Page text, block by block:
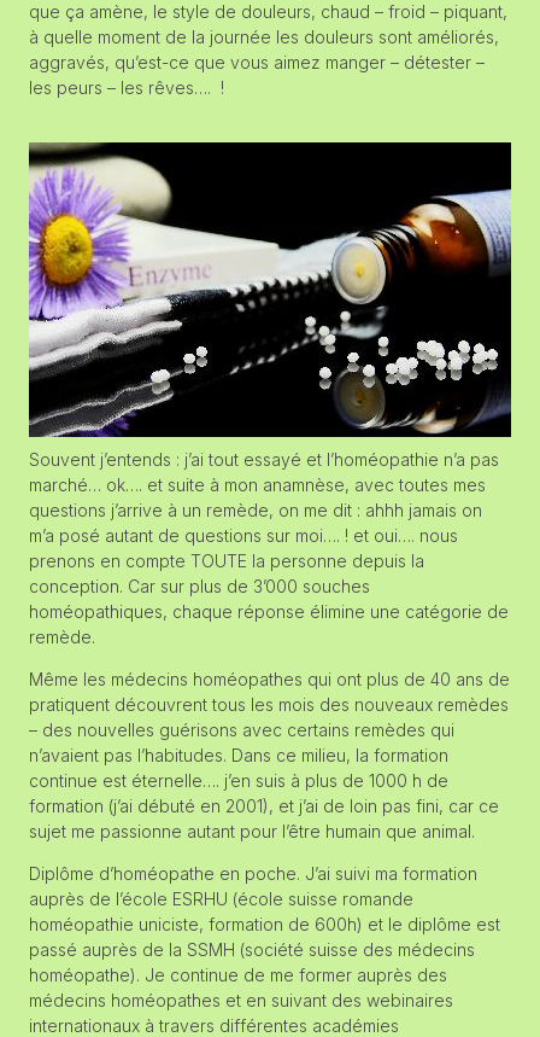
que ça amène, le style de douleurs, chaud – froid – piquant,
à quelle moment de la journée les douleurs sont améliorés,
aggravés, qu’est-ce que vous aimez manger – détester –
les peurs – les rêves…. !
Souvent j’entends : j’ai tout essayé et l’homéopathie n’a pas
marché… ok…. et suite à mon anamnèse, avec toutes mes
questions j’arrive à un remède, on me dit : ahhh jamais on
m’a posé autant de questions sur moi…. ! et oui…. nous
prenons en compte TOUTE la personne depuis la
conception. Car sur plus de 3’000 souches
homéopathiques, chaque réponse élimine une catégorie de
remède.
Même les médecins homéopathes qui ont plus de 40 ans de
pratiquent découvrent tous les mois des nouveaux remèdes
– des nouvelles guérisons avec certains remèdes qui
n’avaient pas l’habitudes. Dans ce milieu, la formation
continue est éternelle…. j’en suis à plus de 1000 h de
formation (j’ai débuté en 2001), et j’ai de loin pas fini, car ce
sujet me passionne autant pour l’être humain que animal.
Diplôme d’homéopathe en poche. J’ai suivi ma formation
auprès de l’école ESRHU (école suisse romande
homéopathie uniciste, formation de 600h) et le diplôme est
passé auprès de la SSMH (société suisse des médecins
homéopathe). Je continue de me former auprès des
médecins homéopathes et en suivant des webinaires
internationaux à travers différentes académies